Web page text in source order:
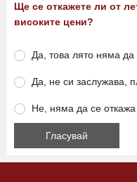
Ще се откажете ли от
високите цени?
Да, това лято няма
Да, не си заслужава,
Не, няма да се откажа